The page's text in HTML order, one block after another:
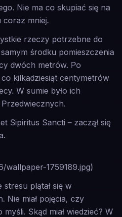
Nie ma co skupiać się na
coraz mniej.
rzeczy potrzebne do
środku pomieszczenia
dwóch metrów. Po
kilkadziesiąt centymetrów
W sumie było ich
Sipiritus Sancti – zaczął się
wallpaper-1759189.jpg)
stresu plątał się w
Nie miał pojęcia, czy
Skąd miał wiedzieć? W